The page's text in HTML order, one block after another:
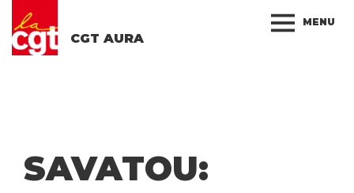
CGT AURA
MENU
SAVATOU: